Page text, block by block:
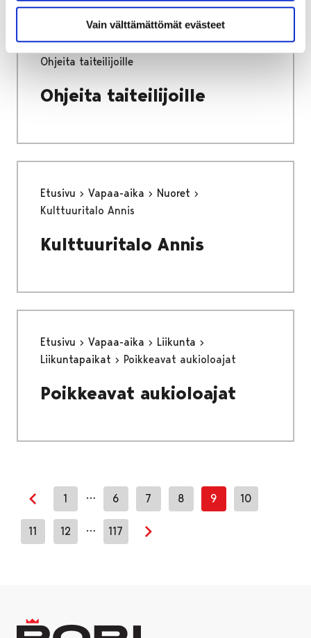
Vain välttämättömät evästeet
Vapaa-aika
Kulttuuri
Kulttuuritalo Annis
Avoin seinä -galleria
Ohjeita taiteilijoille
Ohjeita taiteilijoille
Etusivu Vapaa-aika
Nuoret
Kulttuuritalo Annis
Kulttuuritalo Annis
Etusivu Vapaa-aika
Liikunta
Liikuntapaikat
Poikkeavat aukioloajat
Poikkeavat aukioloajat
Edellinen sivu
1 … 6 7 8 9 10
11 12 … 117
Seuraava sivu